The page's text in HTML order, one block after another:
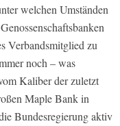
welchen Umständen
Verbandsmitglied zu
noch – was
Kaliber der zuletzt
Maple Bank in
Bundesregierung aktiv